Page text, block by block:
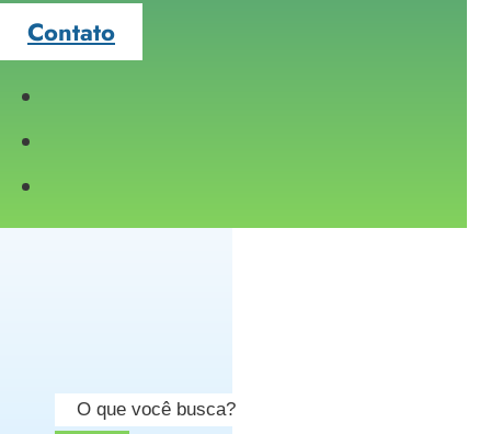
Contato